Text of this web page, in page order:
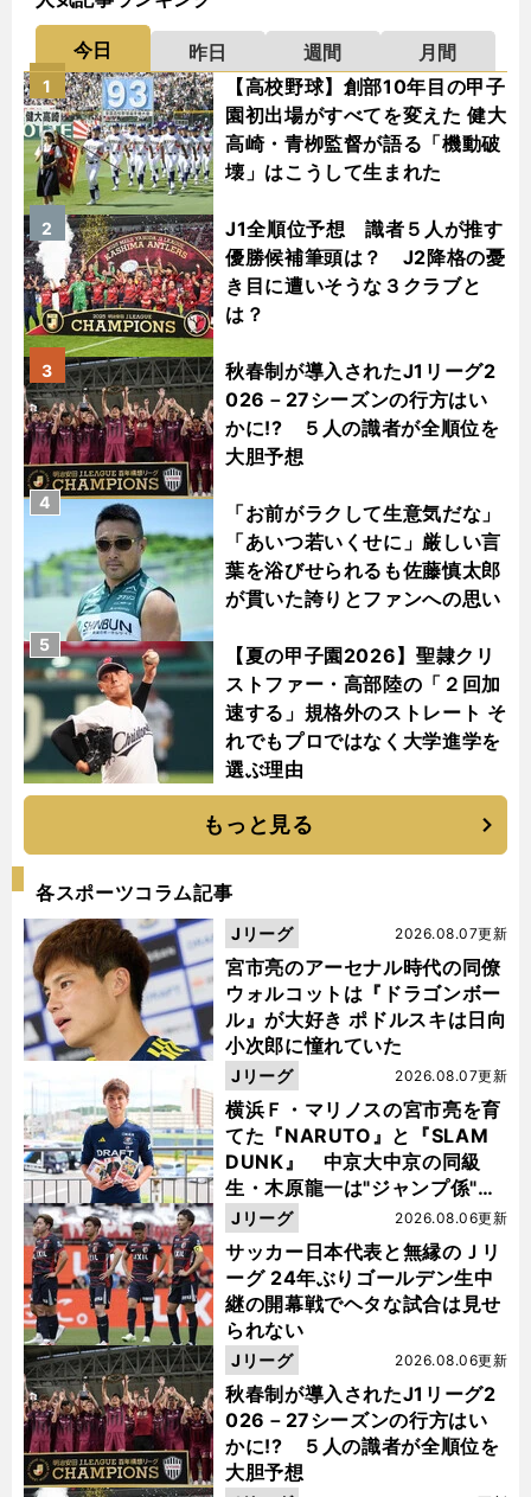
今日 昨日 週間
月間
【高校野球】創部10年目の甲子
園初出場がすべてを変えた 健大
高崎・青栁監督が語る「機動破
壊」はこうして生まれた
1
J1全順位予想 識者５人が推す
優勝候補筆頭は？ J2降格の憂
き目に遭いそうな３クラブと
は？
2
秋春制が導入されたJ1リーグ2
026－27シーズンの行方はい
かに!? ５人の識者が全順位を
大胆予想
3
「お前がラクして生意気だな」
「あいつ若いくせに」厳しい言
葉を浴びせられるも佐藤慎太郎
が貫いた誇りとファンへの思い
4
【夏の甲子園2026】聖隷クリ
ストファー・高部陸の「２回加
速する」規格外のストレート そ
れでもプロではなく大学進学を
選ぶ理由
5
もっと見る
各スポーツコラム記事
宮市亮のアーセナル時代の同僚
ウォルコットは『ドラゴンボー
ル』が大好き ポドルスキは日向
小次郎に憧れていた
2026.08.07更新
Jリーグ
横浜Ｆ・マリノスの宮市亮を育
てた『NARUTO』と『SLAM
DUNK』 中京大中京の同級
生・木原龍一は"ジャンプ係"だ
った
2026.08.07更新
Jリーグ
サッカー日本代表と無縁のＪリ
ーグ 24年ぶりゴールデン生中
継の開幕戦でヘタな試合は見せ
られない
2026.08.06更新
Jリーグ
秋春制が導入されたJ1リーグ2
026－27シーズンの行方はい
かに!? ５人の識者が全順位を
大胆予想
2026.08.06更新
Jリーグ